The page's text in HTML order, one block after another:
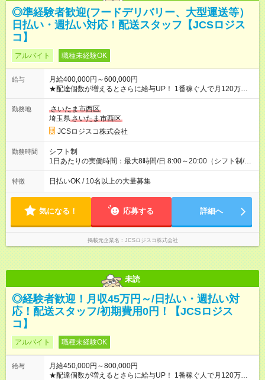
◎準経験者歓迎(フードデリバリー、大型運送等）
日払い・週払い対応！配送スタッフ【JCSロジス
コ】
アルバイト 職種未経験OK
給与
月給400,000円～600,000円
★配達個数が増えるとさらに給与UP！ 1番稼ぐ人で月120万ほ
ど！ ・主要都市エリア 月収55万円／週5日稼働 月収65万~112
万円／週6日稼働 ・地方郊外エリア 月収40万円／週5日稼働 月
収40万円~50万円／週6日稼働 ＜モデルイメージ＞ ■月収50万
円 (27歳男性/江東区在住)※元建築関係 1日150個配達×25日勤務
(日休み) ■月収80万円(43歳男性/墨田区在住)※元営業 1日200個
勤務地
さいたま市西区
埼玉県さいたま市西区
JCSロジスコ株式会社
勤務時間
シフト制
1日あたりの実働時間：最大8時間/日 8:00～20:00（シフト制/実
働8時間） ※週5日勤務（場所次第では週4も有り） ※配達状況に
よって時間外での勤務可能性有り ※案件により多少の前後あり
特徴 日払いOK / 10名以上の大量募集
気になる！ 応募する 詳細へ
掲載元企業名 JCSロジスコ株式会社
未読
◎経験者歓迎！月収45万円～/日払い・週払い対
応！配送スタッフ/初期費用0円！【JCSロジス
コ】
アルバイト 職種未経験OK
給与
月給450,000円～800,000円
★配達個数が増えるとさらに給与UP！ 1番稼ぐ人で月120万ほ